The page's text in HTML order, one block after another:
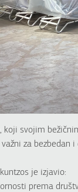
koji svojim
za bezbedan
je izjavio:
prema